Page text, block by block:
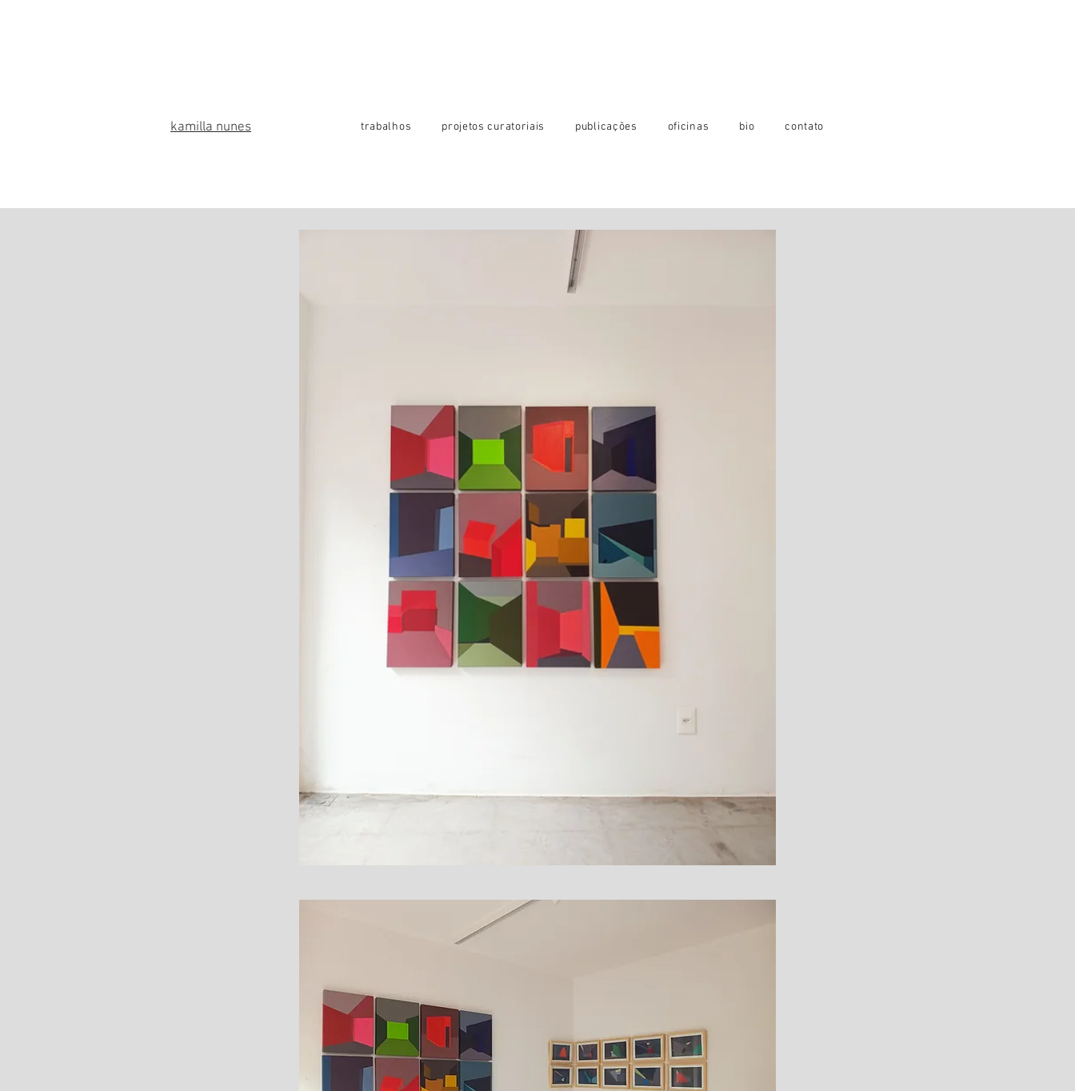
kamilla nunes trabalhos projetos curatoriais publicações oficinas bio contato